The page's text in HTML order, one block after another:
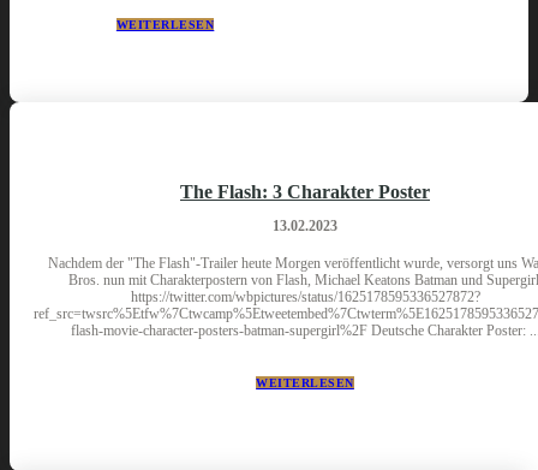
WEITERLESEN
The Flash: 3 Charakter Poster
13.02.2023
Nachdem der "The Flash"-Trailer heute Morgen veröffentlicht wurde, versorgt uns
Bros. nun mit Charakterpostern von Flash, Michael Keatons Batman und
https://twitter.com/wbpictures/status/1625178595336527872?
flash-movie-character-posters-batman-
WEITERLESEN